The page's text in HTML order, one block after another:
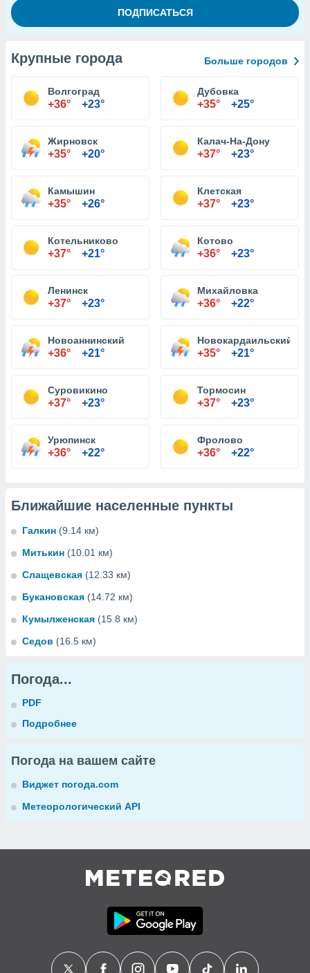
Крупные города Больше городов
Волгоград
+36° +23°
Дубовка
+35° +25°
Жирновск
+35° +20°
Калач-На-Дону
+37° +23°
Камышин
+35° +26°
Клетская
+37° +23°
Котельниково
+37° +21°
Котово
+36° +23°
Ленинск
+37° +23°
Михайловка
+36° +22°
Новоаннинский
+36° +21°
Новокардаильский
+35° +21°
Суровикино
+37° +23°
Тормосин
+37° +23°
Урюпинск
+36° +22°
Фролово
+36° +22°
Ближайшие населенные пункты
Галкин (9.14 км)
Митькин (10.01 км)
Слащевская (12.33 км)
Букановская (14.72 км)
Кумылженская (15.8 км)
Седов (16.5 км)
Погода...
PDF
Подробнее
Погода на вашем сайте
Виджет погода.com
Метеорологический API